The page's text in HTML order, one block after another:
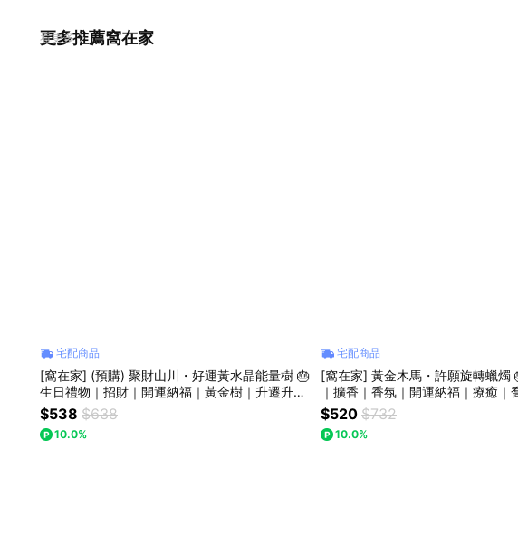
更多推薦窩在家
看更多
宅配商品
[窩在家] (預購) 聚財山川・好運黃水晶能量樹 🎂
生日禮物｜招財｜開運納福｜黃金樹｜升遷升職
｜喬遷｜開業開店｜同事｜獅子座｜七夕禮物｜
父親節
$538 $638
10.0%
宅配商品
[窩在家] 黃金木馬・許願旋轉蠟燭
｜擴香｜香氛｜開運納福｜療癒｜
職｜開業開店｜閨蜜｜同事｜獅子
｜禮盒｜父親節
$520 $732
10.0%